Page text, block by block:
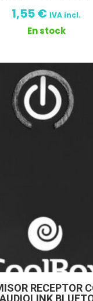
1,55€ IVA incl.
En stock
RECEPTOR